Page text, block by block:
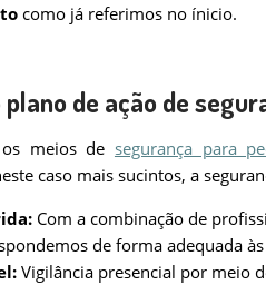
como já referimos no ínicio.
de ação de
meios de segurança para
caso mais sucintos, a
Com a combinação de
de forma adequada
Vigilância presencial por meio